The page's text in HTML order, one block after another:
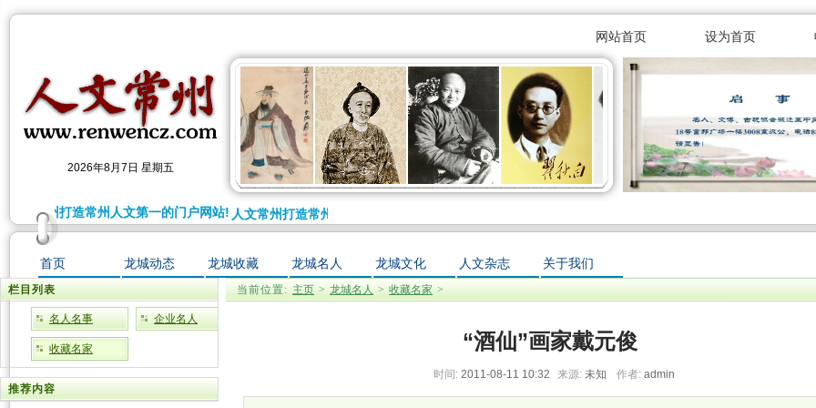
网站首页 设为首页
2026年8月7日 星期五
人文常州打造常州人文第一的门户网站!人文常州打造常州人文第一的门户网站!
首页 龙城动态 龙城收藏 龙城名人 龙城文化 人文杂志 关于我们
栏目列表
名人名事 企业名人
收藏名家
推荐内容
当前位置: 主页 > 龙城名人 > 收藏名家 >
“酒仙”画家戴元俊
时间: 2011-08-11 10:32 来源: 未知 作者: admin